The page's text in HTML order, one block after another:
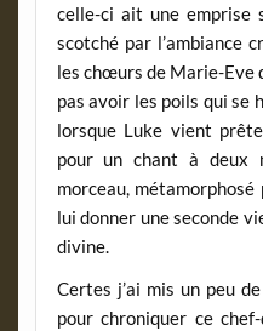
celle-ci ait une emprise
scotché par l’ambiance
les chœurs de Marie-Eve
pas avoir les poils qui se
lorsque Luke vient
pour un chant à deux
morceau,
lui donner une seconde
divine.
Certes j’ai mis un peu
pour chroniquer ce